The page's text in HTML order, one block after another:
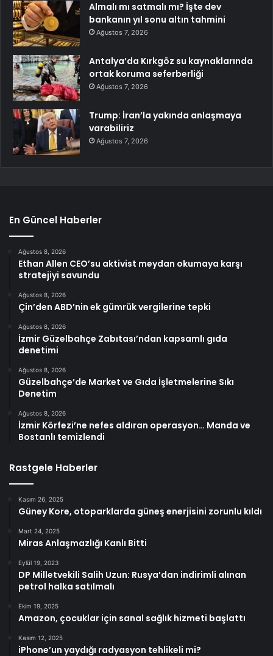
Almalı mı satmalı mı? İşte dev
bankanın yıl sonu altın tahmini
Ağustos 7, 2026
Antalya’da Kırkgöz su kaynaklarında
ortak koruma seferberliği
Ağustos 7, 2026
Trump: İran’la yakında anlaşmaya
varabiliriz
Ağustos 7, 2026
En Güncel Haberler
Ağustos 8, 2026
Ethan Allen CEO’su aktivist meydan okumaya karşı
stratejiyi savundu
Ağustos 8, 2026
Çin’den ABD’nin ek gümrük vergilerine tepki
Ağustos 8, 2026
İzmir Güzelbahçe Zabıtası’ndan kapsamlı gıda
denetimi
Ağustos 8, 2026
Güzelbahçe’de Market ve Gıda İşletmelerine Sıkı
Denetim
Ağustos 8, 2026
İzmir Körfezi’ne nefes aldıran operasyon… Manda ve
Bostanlı temizlendi
Rastgele Haberler
Kasım 26, 2025
Güney Kore, otoparklarda güneş enerjisini zorunlu kıldı
Mart 24, 2025
Miras Anlaşmazlığı Kanlı Bitti
Eylül 19, 2023
DP Milletvekili Salih Uzun: Rusya’dan indirimli alınan
petrol halka satılmalı
Ekim 19, 2025
Amazon, çocuklar için sanal sağlık hizmeti başlattı
Kasım 12, 2025
iPhone’un yaydığı radyasyon tehlikeli mi?